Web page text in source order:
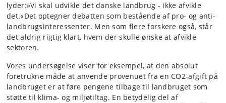
lyder:»Vi skal udvikle det danske landbrug - ikke afvikle
det.«Det optegner debatten som bestående af pro- og anti-
landbrugsinteressenter. Men som flere forskere også, står
det aldrig rigtig klart, hvem der skulle ønske at afvikle
sektoren.
Vores undersøgelse viser for eksempel, at den absolut
foretrukne måde at anvende provenuet fra en CO2-afgift på
landbruget er at føre pengene tilbage til landbruget som
støtte til klima- og miljøtiltag. En betydelig del af